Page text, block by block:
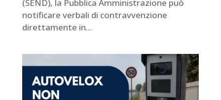
(SEND), la Pubblica Amministrazione può
notificare verbali di contravvenzione
direttamente in...